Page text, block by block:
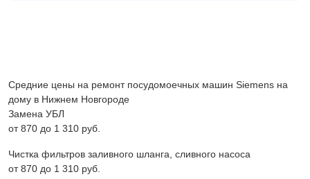
Средние цены на ремонт посудомоечных машин Siemens на
дому в Нижнем Новгороде
Замена УБЛ
от 870 до 1 310 pyб.
Чистка фильтров заливного шланга, сливного насоса
от 870 до 1 310 pyб.